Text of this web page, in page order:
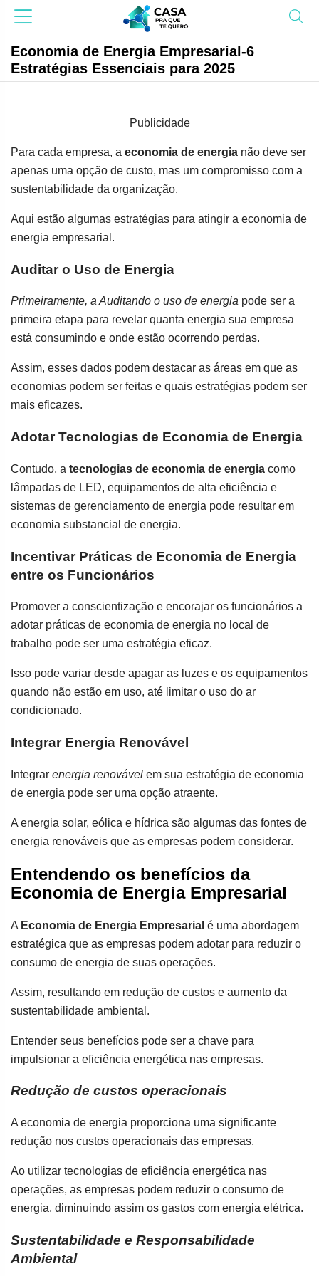
Economia de Energia Empresarial-6
Estratégias Essenciais para 2025
Publicidade
Para cada empresa, a economia de energia não deve ser
apenas uma opção de custo, mas um compromisso com a
sustentabilidade da organização.
Aqui estão algumas estratégias para atingir a economia de
energia empresarial.
Auditar o Uso de Energia
Primeiramente, a Auditando o uso de energia pode ser a
primeira etapa para revelar quanta energia sua empresa
está consumindo e onde estão ocorrendo perdas.
Assim, esses dados podem destacar as áreas em que as
economias podem ser feitas e quais estratégias podem ser
mais eficazes.
Adotar Tecnologias de Economia de Energia
Contudo, a tecnologias de economia de energia como
lâmpadas de LED, equipamentos de alta eficiência e
sistemas de gerenciamento de energia pode resultar em
economia substancial de energia.
Incentivar Práticas de Economia de Energia
entre os Funcionários
Promover a conscientização e encorajar os funcionários a
adotar práticas de economia de energia no local de
trabalho pode ser uma estratégia eficaz.
Isso pode variar desde apagar as luzes e os equipamentos
quando não estão em uso, até limitar o uso do ar
condicionado.
Integrar Energia Renovável
Integrar energia renovável em sua estratégia de economia
de energia pode ser uma opção atraente.
A energia solar, eólica e hídrica são algumas das fontes de
energia renováveis que as empresas podem considerar.
Entendendo os benefícios da
Economia de Energia Empresarial
A Economia de Energia Empresarial é uma abordagem
estratégica que as empresas podem adotar para reduzir o
consumo de energia de suas operações.
Assim, resultando em redução de custos e aumento da
sustentabilidade ambiental.
Entender seus benefícios pode ser a chave para
impulsionar a eficiência energética nas empresas.
Redução de custos operacionais
A economia de energia proporciona uma significante
redução nos custos operacionais das empresas.
Ao utilizar tecnologias de eficiência energética nas
operações, as empresas podem reduzir o consumo de
energia, diminuindo assim os gastos com energia elétrica.
Sustentabilidade e Responsabilidade
Ambiental